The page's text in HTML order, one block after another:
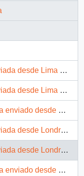
vitalicio del Perú, dirigida al Presidente Patricio Aylwin
Democrático del Perú, dirigida al Presidente Patricio Aylwin
[Organización Internacional del Trabajo] dirigida al Presidente Patricio Aylwin
de la Cámara de los Comunes del Reino Unido, al Presidente Patricio Aylwin
Líder de la Cámara de los Comunes, dirigida al Presidente Patricio Aylwin
las Naciones Unidas para la Promoción de la Mujer (INSTRAW) dirigido al Excelentísimo Señor Patricio Aylwin Azócar